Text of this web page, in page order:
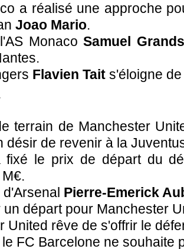
a réalisé une approche
Joao Mario.
MonacoSamuel
Flavien Tait s'éloigne
terrain de Manchester
désir de revenir à la
fixé le prix de départ du
Pierre-Emerick
départ pour Manchester
United rêve de s'offrir le
le FC Barcelone ne souhaite